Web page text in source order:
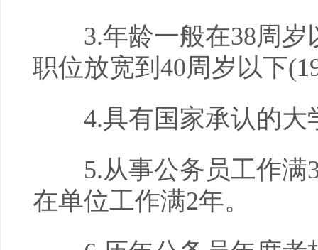
3.年龄一般在38周岁
职位放宽到40周岁以下
4.具有国家承认的大
5.从事公务员工作满3
在单位工作满2年。